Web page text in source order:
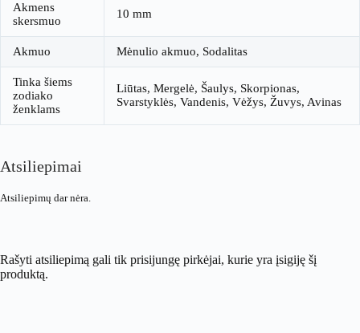
Akmens
skersmuo
10 mm
Akmuo Mėnulio akmuo, Sodalitas
Tinka šiems
zodiako
ženklams
Liūtas, Mergelė, Šaulys, Skorpionas,
Svarstyklės, Vandenis, Vėžys, Žuvys, Avinas
Atsiliepimai
Atsiliepimų dar nėra.
Rašyti atsiliepimą gali tik prisijungę pirkėjai, kurie yra įsigiję šį
produktą.